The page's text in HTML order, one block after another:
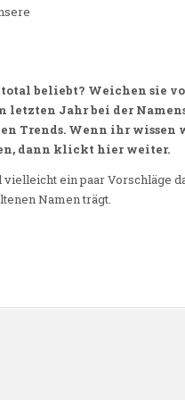
beliebt? Weichen sie
letzten Jahr bei der
Trends. Wenn ihr wissen
dann klickt hier weiter.
ein paar Vorschläge
Namen trägt.